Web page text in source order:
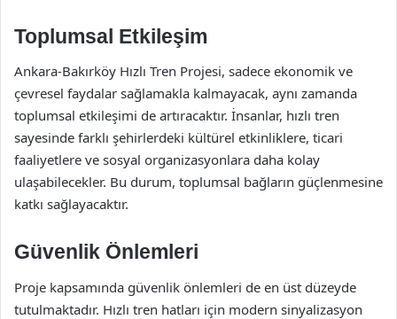
Toplumsal Etkileşim
Ankara-Bakırköy Hızlı Tren Projesi, sadece ekonomik ve
çevresel faydalar sağlamakla kalmayacak, aynı zamanda
toplumsal etkileşimi de artıracaktır. İnsanlar, hızlı tren
sayesinde farklı şehirlerdeki kültürel etkinliklere, ticari
faaliyetlere ve sosyal organizasyonlara daha kolay
ulaşabilecekler. Bu durum, toplumsal bağların güçlenmesine
katkı sağlayacaktır.
Güvenlik Önlemleri
Proje kapsamında güvenlik önlemleri de en üst düzeyde
tutulmaktadır. Hızlı tren hatları için modern sinyalizasyon